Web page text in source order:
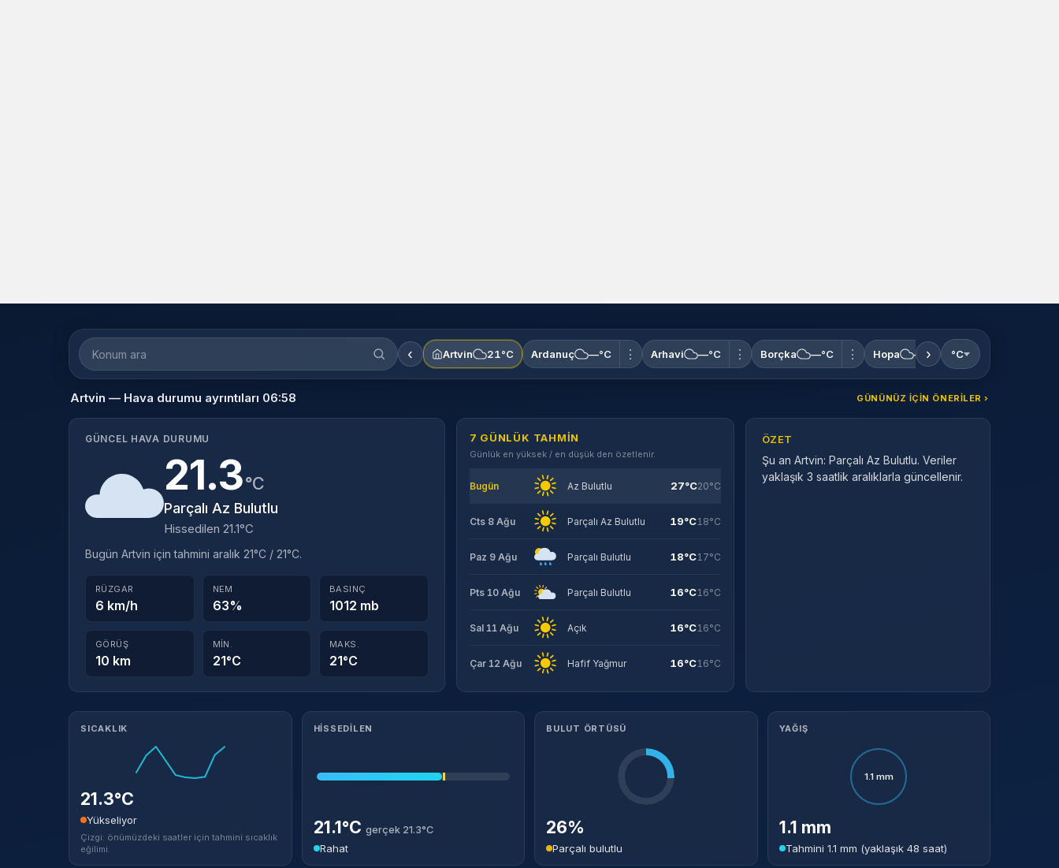
‹ Artvin 21°C Ardanuç —°C ⋮ Arhavi —°C ⋮ Borçka —°C ⋮ Hopa —°C ⋮ Kemalpaşa
› °C
Artvin — Hava durumu ayrıntıları 06:58 GÜNÜNÜZ IÇIN ÖNERILER ›
GÜNCEL HAVA DURUMU
21.3°C
Parçalı Az Bulutlu
Hissedilen 21.1°C
Bugün Artvin için tahmini aralık 21°C / 21°C.
RÜZGAR
6 km/h
NEM
63%
BASINÇ
1012 mb
GÖRÜŞ
10 km
MIN.
21°C
MAKS.
21°C
7 GÜNLÜK TAHMIN
Günlük en yüksek / en düşük den özetlenir.
Bugün Az Bulutlu 27°C20°C
Cts 8 Ağu Parçalı Az Bulutlu 19°C18°C
Paz 9 Ağu Parçalı Bulutlu 18°C17°C
Pts 10 Ağu Parçalı Bulutlu 16°C16°C
Sal 11 Ağu Açık 16°C16°C
Çar 12 Ağu Hafif Yağmur 16°C16°C
ÖZET
Şu an Artvin: Parçalı Az Bulutlu. Veriler
yaklaşık 3 saatlik aralıklarla güncellenir.
Meteorolojik ayrıntılar
SICAKLIK
21.3°C
Yükseliyor
Çizgi: önümüzdeki saatler için tahmini sıcaklık
eğilimi.
HISSEDILEN
21.1°C gerçek 21.3°C
Rahat
BULUT ÖRTÜSÜ
26%
Parçalı bulutlu
YAĞIŞ
1.1 mm
1.1 mm
Tahmini 1.1 mm (yaklaşık 48 saat)